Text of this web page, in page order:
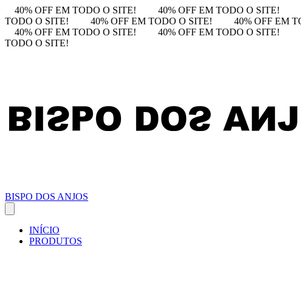
40% OFF EM TODO O SITE! 40% OFF EM TODO O SITE!
TODO O SITE!
40% OFF EM TODO O SITE! 40% OFF EM
40% OFF EM TODO O SITE!
40% OFF EM TODO O SITE!
TODO O SITE!
BISPO DOS ANJOS
INÍCIO
PRODUTOS